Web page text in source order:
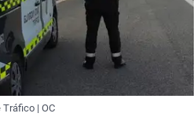
Tráfico | OC